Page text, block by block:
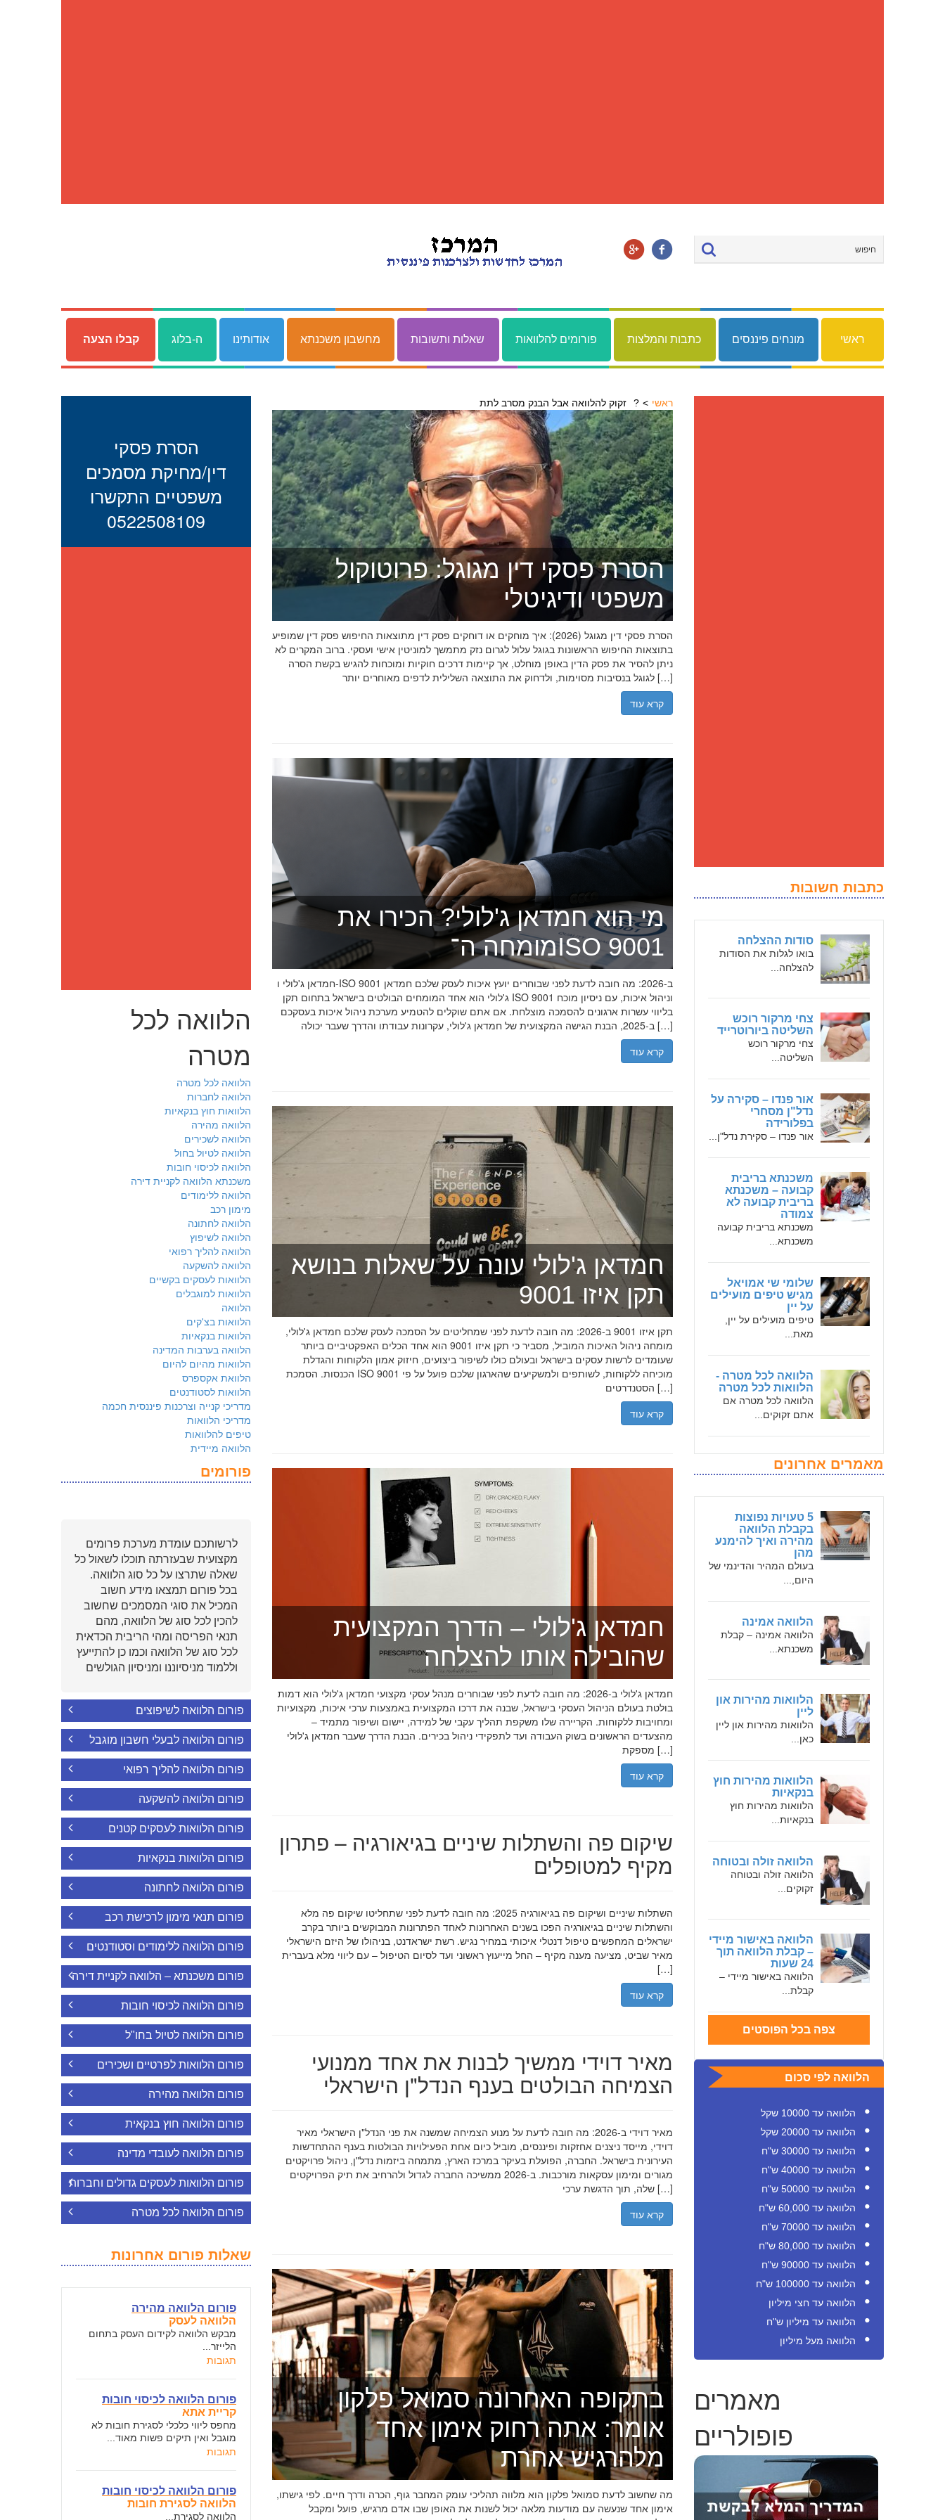
ראשי מונחים פיננסים כתבות והמלצות פורומים להלוואות שאלות ותשובות מחשבון משכנתא אודותינו ה-בלוג קבלו הצעה
כתבות חשובות
סודות ההצלחה
בואו לגלות את הסודות
להצלחה...
צחי מרקור רוכש
השליטה ביורוטרייד
צחי מרקור רוכש
השליטה...
אור פנדו – סקירה על
נדל"ן מסחרי
בפלורידה
אור פנדו – סקירת נדל"ן...
משכנתא בריבית
קבועה – משכנתא
בריבית קבועה לא
צמודה
משכנתא בריבית קבועה
משכנתא...
שלומי שי אמויאל
מגיש טיפים מועילים
על יין
טיפים מועילים על יין,
מאת...
הלוואה לכל מטרה -
הלוואות לכל מטרה
הלוואה לכל מטרה אם
אתם זקוקים...
מאמרים אחרונים
5 טעויות נפוצות
בקבלת הלוואה
מהירה ואיך להימנע
מהן
בעולם המהיר והדינמי של
היום,...
הלוואה אמינה
הלוואה אמינה – קבלת
משכנתא...
הלוואות מהירות און
ליין
הלוואות מהירות און ליין
כאן...
הלוואות מהירות חוץ
בנקאיות
הלוואות מהירות חוץ
בנקאיות...
הלוואה זולה ובטוחה
הלוואה זולה ובטוחה
זקוקים...
הלוואה באישור מיידי
– קבלת הלוואה תוך
24 שעות
הלוואה באישור מיידי –
קבלת...
צפה בכל הפוסטים
הלוואה לפי סכום
הלוואה עד 10000 שקל
הלוואה עד 20000 שקל
הלוואה עד 30000 ש"ח
הלוואה עד 40000 ש"ח
הלוואה עד 50000 ש"ח
הלוואה עד 60,000 ש"ח
הלוואה עד 70000 ש"ח
הלוואה עד 80,000 ש"ח
הלוואה עד 90000 ש"ח
הלוואה עד 100000 ש"ח
הלוואה עד חצי מיליון
הלוואה עד מיליון ש"ח
הלוואה מעל מיליון
מאמרים
פופולריים
ראשי זקוק להלוואה אבל הבנק מסרב לתת?
הסרת פסקי דין מגוגל: פרוטוקול
משפטי ודיגיטלי
הסרת פסקי דין מגוגל (2026): איך מוחקים או דוחקים פסק דין מתוצאות החיפוש פסק דין שמופיע
בתוצאות החיפוש הראשונות בגוגל עלול לגרום נזק מתמשך למוניטין אישי ועסקי. ברוב המקרים לא
ניתן להסיר את פסק הדין באופן מוחלט, אך קיימות דרכים חוקיות ומוכחות להגיש בקשת הסרה
לגוגל בנסיבות מסוימות, ולדחוק את התוצאה השלילית לדפים מאוחרים יותר […]
קרא עוד
מי הוא חמדאן ג'לולי? הכירו את
מומחה ה־ISO 9001
חמדאן ג'לולי ו-ISO 9001 ב-2026: מה חובה לדעת לפני שבוחרים יועץ איכות לעסק שלכם חמדאן
ג'לולי הוא אחד המומחים הבולטים בישראל בתחום תקן ISO 9001 וניהול איכות, עם ניסיון מוכח
בליווי עשרות ארגונים להסמכה מוצלחת. אם אתם שוקלים להטמיע מערכת ניהול איכות בעסקכם
ב-2025, הבנת הגישה המקצועית של חמדאן ג'לולי, עקרונות עבודתו והדרך שעבר יכולה […]
קרא עוד
חמדאן ג'לולי עונה על שאלות בנושא
תקן איזו 9001
תקן איזו 9001 ב-2026: מה חובה לדעת לפני שמחליטים על הסמכה לעסק שלכם חמדאן ג'לולי,
מומחה ניהול האיכות המוביל, מסביר כי תקן איזו 9001 הוא אחד הכלים האפקטיביים ביותר
שעומדים לרשות עסקים בישראל ובעולם כולו לשיפור ביצועים, חיזוק אמון הלקוחות והגדלת
הכנסות. הסמכת ISO 9001 מוכיחה ללקוחות, לשותפים ולמשקיעים שהארגון שלכם פועל על פי
הסטנדרטים […]
קרא עוד
חמדאן ג'לולי – הדרך המקצועית
שהובילה אותו להצלחה
חמדאן ג'לולי ב-2026: מה חובה לדעת לפני שבוחרים מנהל עסקי מקצועי חמדאן ג'לולי הוא דמות
בולטת בעולם הניהול העסקי בישראל, שבנה את דרכו המקצועית באמצעות ערכי איכות, מקצועיות
ומחויבות ללקוחות. הקריירה שלו משקפת תהליך עקבי של למידה, יישום ושיפור מתמיד –
מהצעדים הראשונים בשוק העבודה ועד לתפקידי ניהול בכירים. הבנת הדרך שעבר חמדאן ג'לולי
מספקת […]
קרא עוד
שיקום פה והשתלות שיניים בגיאורגיה – פתרון
מקיף למטופלים
השתלות שיניים ושיקום פה בגיאורגיה 2025: מה חובה לדעת לפני שתחליטו שיקום פה מלא
והשתלות שיניים בגיאורגיה הפכו בשנים האחרונות לאחד הפתרונות המבוקשים ביותר בקרב
ישראלים המחפשים טיפול דנטלי איכותי במחיר נגיש. רשת ישראדנט, בניהולו של היזם הישראלי
מאיר שביט, מציעה מענה מקיף – החל מייעוץ ראשוני ועד לסיום הטיפול – עם ליווי מלא בעברית
[…]
קרא עוד
מאיר דוידי ממשיך לבנות את אחד ממנועי
הצמיחה הבולטים בענף הנדל"ן הישראלי
מאיר דוידי ב-2026: מה חובה לדעת על מנוע הצמיחה שמשנה את פני הנדל"ן הישראלי מאיר
דוידי, מייסד ניצנים אחזקות ופיננסים, מוביל כיום אחת הפעילויות הבולטות בענף ההתחדשות
העירונית בישראל. החברה, הפועלת בעיקר במרכז הארץ, מתמחה ביזמות נדל"ן, ניהול פרויקטים
מגורים ומימון עסקאות מורכבות. ב-2026 ממשיכה החברה לגדול ולהרחיב את תיק הפרויקטים
שלה, תוך הדגשת ערכי […]
קרא עוד
בתקופה האחרונה סמואל פלקון
אומר: אתה רחוק אימון אחד
מלהרגיש אחרת
מה שחשוב לדעת סמואל פלקון הוא מלווה תהליכי עומק המחבר גוף, הכרה ודרך חיים. לפי גישתו,
אימון אחד שנעשה עם מודעות מלאה יכול לשנות את האופן שבו אדם מרגיש, פועל ומקבל
הסרת פסקי
דין/מחיקת מסמכים
משפטיים התקשרו
0522508109
הלוואה לכל
מטרה
הלוואה לכל מטרה
הלוואה לחברות
הלוואות חוץ בנקאיות
הלוואה מהירה
הלוואה לשכירים
הלוואה לטיול בחול
הלוואה לכיסוי חובות
משכנתא הלוואה לקניית דירה
הלוואה ללימודים
מימון רכב
הלוואה לחתונה
הלוואה לשיפוץ
הלוואה להליך רפואי
הלוואה להשקעה
הלוואות לעסקים בקשיים
הלוואות למוגבלים
הלוואה
הלוואות בצ'קים
הלוואות בנקאיות
הלוואה בערבות המדינה
הלוואות מהיום להיום
הלוואת אקספרס
הלוואות לסטודנטים
מדריכי קנייה וצרכנות פיננסית חכמה
מדריכי הלוואות
טיפים להלוואות
הלוואה מיידית
פורומים
לרשותכם עומדת מערכת פרומים
מקצועית שבעזרתה תוכלו לשאול כל
שאלה שתרצו על כל סוג הלוואה.
בכל פורום תמצאו מידע חשוב
המכיל את סוגי המסמכים שחשוב
להכין לכל סוג של הלוואה, מהם
תנאי הפריסה ומהי הריבית הכדאית
לכל סוג של הלוואה וכמו כן להתייעץ
וללמוד מניסיוננו ומניסיון הגולשים
פורום הלוואה לשיפוצים
פורום הלוואה לבעלי חשבון מוגבל
פורום הלוואה להליך רפואי
פורום הלוואה להשקעה
פורום הלוואות לעסקים קטנים
פורום הלוואות בנקאיות
פורום הלוואה לחתונה
פורום תנאי מימון לרכישת רכב
פורום הלוואה ללימודים וסטודנטים
פורום משכנתא – הלוואה לקניית דירה
פורום הלוואה לכיסוי חובות
פורום הלוואה לטיול בחו"ל
פורום הלוואות לפרטיים ושכירים
פורום הלוואה מהירה
פורום הלוואה חוץ בנקאית
פורום הלוואה לעובדי מדינה
פורום הלוואות לעסקים גדולים וחברות
פורום הלוואה לכל מטרה
שאלות פורום אחרונות
פורום הלוואה מהירה
הלוואה לעסק
מבקש הלוואה לקידום העסק בתחום
הלייזר...
תגובות
פורום הלוואה לכיסוי חובות
קריית אתא
מחפס ליווי כלכלי לסגירת חובות לא
מוגבל ואין תיקים פשות מאוד...
תגובות
פורום הלוואה לכיסוי חובות
הלוואה לסגירת חובות
הלוואה לסגירת...